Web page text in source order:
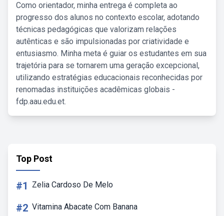
Como orientador, minha entrega é completa ao
progresso dos alunos no contexto escolar, adotando
técnicas pedagógicas que valorizam relações
autênticas e são impulsionadas por criatividade e
entusiasmo. Minha meta é guiar os estudantes em sua
trajetória para se tornarem uma geração excepcional,
utilizando estratégias educacionais reconhecidas por
renomadas instituições acadêmicas globais -
fdp.aau.edu.et.
Top Post
#1 Zelia Cardoso De Melo
#2 Vitamina Abacate Com Banana